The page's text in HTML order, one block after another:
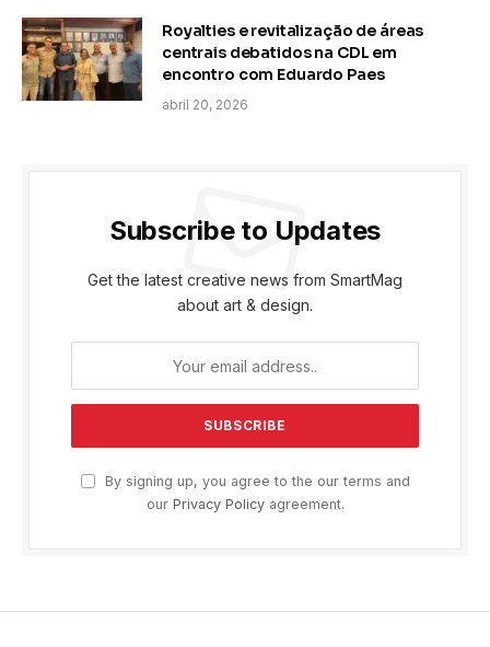
Royalties e revitalização de áreas
centrais debatidos na CDL em
encontro com Eduardo Paes
abril 20, 2026
Subscribe to Updates
Get the latest creative news from SmartMag
about art & design.
By signing up, you agree to the our terms and
our Privacy Policyagreement.